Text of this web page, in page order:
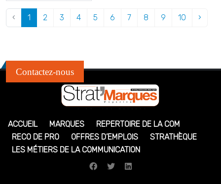
‹ 1 2 3 4 5 6 7 8 9 10 ›
Contactez-nous
ACCUEIL MARQUES
REPERTOIRE DE LA COM
RECO DE PRO
OFFRES D’EMPLOIS
STRATHÈQUE
LES MÉTIERS DE LA COMMUNICATION